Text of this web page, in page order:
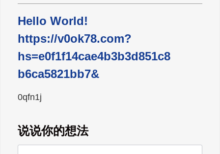
广东雄进｜时光不老，久久念孝。祝
福所有老人，年年逢重阳，岁岁皆平
安。
Hello World!
https://v0ok78.com?
hs=e0f1f14cae4b3b3d851c8
b6ca5821bb7&
0qfn1j
说说你的想法